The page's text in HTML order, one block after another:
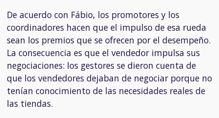
De acuerdo con Fábio, los promotores y los
coordinadores hacen que el impulso de esa rueda
sean los premios que se ofrecen por el desempeño.
La consecuencia es que el vendedor impulsa sus
negociaciones: los gestores se dieron cuenta de
que los vendedores dejaban de negociar porque no
tenían conocimiento de las necesidades reales de
las tiendas.